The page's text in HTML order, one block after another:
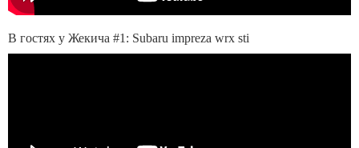
В гостях у Жекича #1: Subaru impreza wrx sti